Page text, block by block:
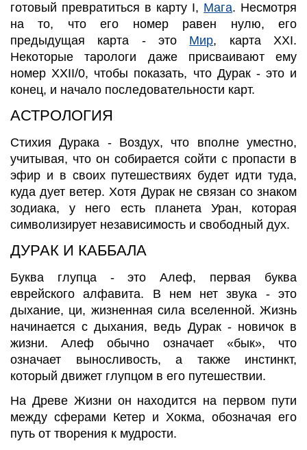
готовый превратиться в карту I, Мага. Несмотря
на то, что его номер равен нулю, его
предыдущая карта - это Мир, карта XXI.
Некоторыетарологи даже присваивают ему
номер XXII/0, чтобы показать, что Дурак - это и
конец, и начало последовательности карт.
АСТРОЛОГИЯ
Стихия Дурака - Воздух, что вполне уместно,
учитывая, что он собирается сойти с пропасти в
эфир и в своих путешествиях будет идти туда,
куда дует ветер. Хотя Дурак не связан со знаком
зодиака, у него есть планета Уран, которая
символизирует независимость и свободный дух.
ДУРАК И КАББАЛА
Буква глупца - это Алеф, первая буква
еврейского алфавита. В нем нет звука - это
дыхание, ци, жизненная сила вселенной. Жизнь
начинается с дыхания, ведь Дурак - новичок в
жизни. Алеф обычно означает «бык», что
означает выносливость, а также инстинкт,
который движет глупцом в его путешествии.
На Древе Жизни он находится на первом пути
между сферами Кетер и Хокма, обозначая его
путь от творения к мудрости.